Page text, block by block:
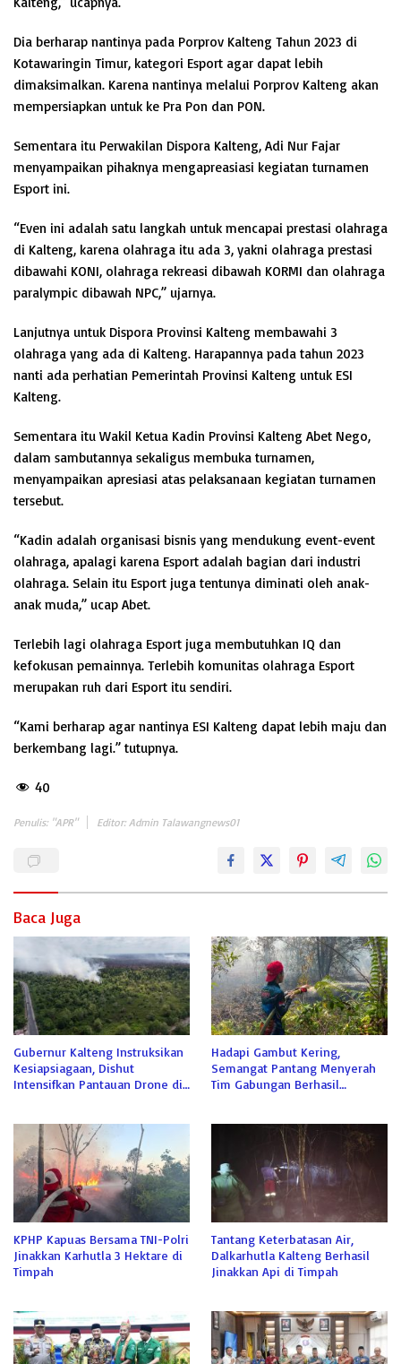
Dia berharap nantinya pada Porprov Kalteng Tahun 2023 di
Kotawaringin Timur, kategori Esport agar dapat lebih
dimaksimalkan. Karena nantinya melalui Porprov Kalteng akan
mempersiapkan untuk ke Pra Pon dan PON.
Sementara itu Perwakilan Dispora Kalteng, Adi Nur Fajar
menyampaikan pihaknya mengapreasiasi kegiatan turnamen
Esport ini.
“Even ini adalah satu langkah untuk mencapai prestasi olahraga
di Kalteng, karena olahraga itu ada 3, yakni olahraga prestasi
dibawahi KONI, olahraga rekreasi dibawah KORMI dan olahraga
paralympic dibawah NPC,” ujarnya.
Lanjutnya untuk Dispora Provinsi Kalteng membawahi 3
olahraga yang ada di Kalteng. Harapannya pada tahun 2023
nanti ada perhatian Pemerintah Provinsi Kalteng untuk ESI
Kalteng.
Sementara itu Wakil Ketua Kadin Provinsi Kalteng Abet Nego,
dalam sambutannya sekaligus membuka turnamen,
menyampaikan apresiasi atas pelaksanaan kegiatan turnamen
tersebut.
“Kadin adalah organisasi bisnis yang mendukung event-event
olahraga, apalagi karena Esport adalah bagian dari industri
olahraga. Selain itu Esport juga tentunya diminati oleh anak-
anak muda,” ucap Abet.
Terlebih lagi olahraga Esport juga membutuhkan IQ dan
kefokusan pemainnya. Terlebih komunitas olahraga Esport
merupakan ruh dari Esport itu sendiri.
“Kami berharap agar nantinya ESI Kalteng dapat lebih maju dan
berkembang lagi.” tutupnya.
40
Penulis: "APR" Editor: Admin Talawangnews01
Baca Juga
Gubernur Kalteng Instruksikan
Kesiapsiagaan, Dishut
Intensifkan Pantauan Drone di
Hadapi Gambut Kering,
Semangat Pantang Menyerah
Tim Gabungan Berhasil
KPHP Kapuas Bersama TNI-Polri
Jinakkan Karhutla 3 Hektare di
Timpah
Tantang Keterbatasan Air,
Dalkarhutla Kalteng Berhasil
Jinakkan Api di Timpah